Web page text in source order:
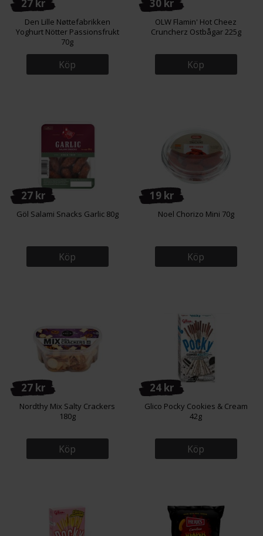
27 kr
Den Lille Nøttefabrikken
Yoghurt Nötter Passionsfrukt
70g
Köp
30 kr
OLW Flamin' Hot Cheez
Cruncherz Ostbågar 225g
Köp
27 kr
Göl Salami Snacks Garlic 80g
Köp
19 kr
Noel Chorizo Mini 70g
Köp
27 kr
Nordthy Mix Salty Crackers
180g
Köp
24 kr
Glico Pocky Cookies & Cream
42g
Köp